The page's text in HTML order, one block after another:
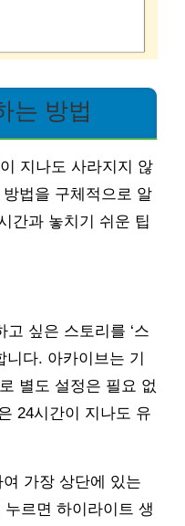
는 방법
지나도 사라지지 않
법을 구체적으로 알
간과 놓치기 쉬운 팁
싶은 스토리를 ‘스
니다. 아카이브는 기
별도 설정은 필요 없
24시간이 지나도 유
가장 상단에 있는
누르면 하이라이트 생